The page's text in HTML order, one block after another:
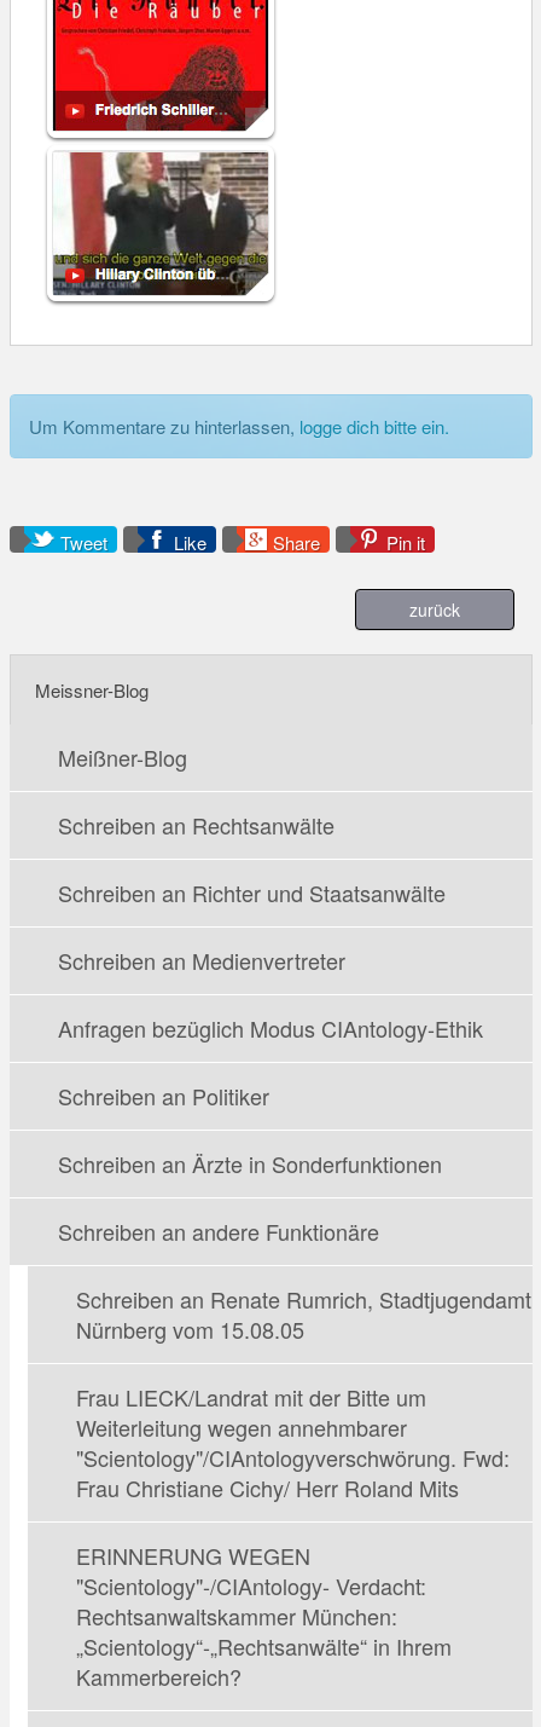
Um Kommentare zu hinterlassen, logge dich bitte ein.
Tweet Like Share Pin it
zurück
Meissner-Blog
Meißner-Blog
Schreiben an Rechtsanwälte
Schreiben an Richter und Staatsanwälte
Schreiben an Medienvertreter
Anfragen bezüglich Modus CIAntology-Ethik
Schreiben an Politiker
Schreiben an Ärzte in Sonderfunktionen
Schreiben an andere Funktionäre
Schreiben an Renate Rumrich, Stadtjugendamt
Nürnberg vom 15.08.05
Frau LIECK/Landrat mit der Bitte um
Weiterleitung wegen annehmbarer
"Scientology"/CIAntologyverschwörung. Fwd:
Frau Christiane Cichy/ Herr Roland Mits
ERINNERUNG WEGEN
"Scientology"-/CIAntology- Verdacht:
Rechtsanwaltskammer München:
„Scientology“-„Rechtsanwälte“ in Ihrem
Kammerbereich?